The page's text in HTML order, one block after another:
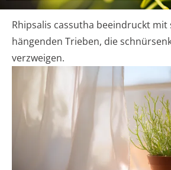
Rhipsalis cassutha beeindruckt mit
hängenden Trieben, die
verzweigen.